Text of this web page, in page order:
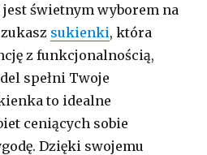
jest świetnym wyborem na
sukienki, która
z funkcjonalnością,
spełni Twoje
to idealne
ceniących sobie
Dzięki swojemu